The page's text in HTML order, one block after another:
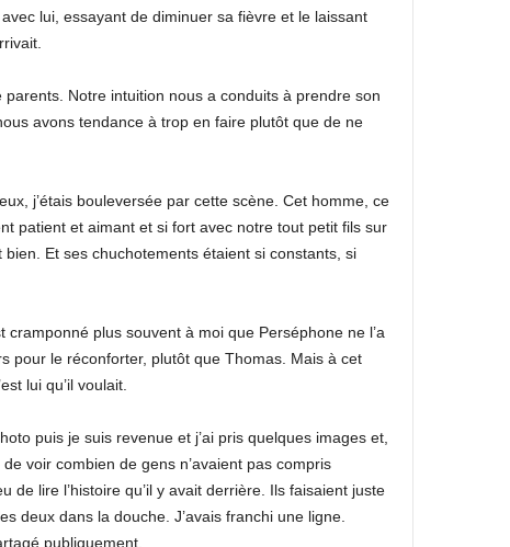
lui, essayant de diminuer sa fièvre et le laissant
Notre intuition nous a conduits à prendre son
avons tendance à trop en faire plutôt que de ne
j’étais bouleversée par cette scène. Cet homme, ce
patient et aimant et si fort avec notre tout petit fils sur
Et ses chuchotements étaient si constants, si
plus souvent à moi que Perséphone ne l’a
pour le réconforter, plutôt que Thomas. Mais à cet
lui qu’il voulait.
puis je suis revenue et j’ai pris quelques images et,
voir combien de gens n’avaient pas compris
de lire l’histoire qu’il y avait derrière. Ils faisaient juste
deux dans la douche. J’avais franchi une ligne.
publiquement.